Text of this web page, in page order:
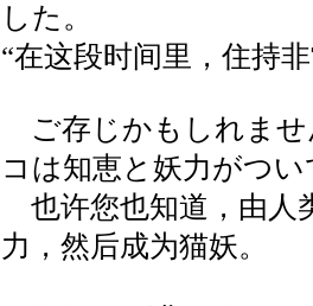
した。
“在这段时间里，住持
ご存じかもしれませ
コは知恵と妖力がつ
也许您也知道，由人
力，然后成为猫妖。